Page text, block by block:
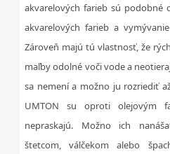
akvarelových farieb sú podobné
akvarelových farieb a
Zároveň majú tú vlastnosť, že
maľby odolné voči vode a
sa nemení a možno ju rozriediť
UMTON su oproti olejovým
nepraskajú. Možno ich
štetcom, válčekom alebo